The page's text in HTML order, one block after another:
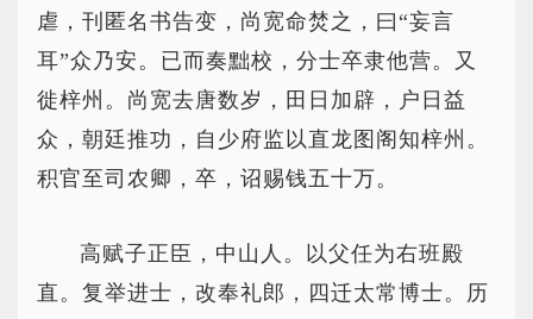
虐，刊匿名书告变，尚宽命焚之，曰“妄言
耳”众乃安。已而奏黜校，分士卒隶他营。又
徙梓州。尚宽去唐数岁，田日加辟，户日益
众，朝廷推功，自少府监以直龙图阁知梓州。
积官至司农卿，卒，诏赐钱五十万。
高赋子正臣，中山人。以父任为右班殿
直。复举进士，改奉礼郎，四迁太常博士。历